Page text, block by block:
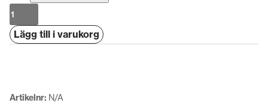
Technics
SB-
C600
Lägg till i varukorg
Artikelnr: N/A